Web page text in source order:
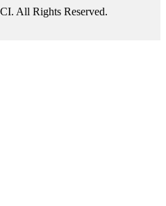
All Rights Reserved.